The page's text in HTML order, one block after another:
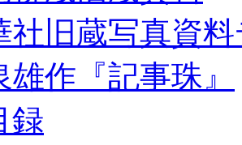
社旧蔵写真資
雄作『記事珠』
録